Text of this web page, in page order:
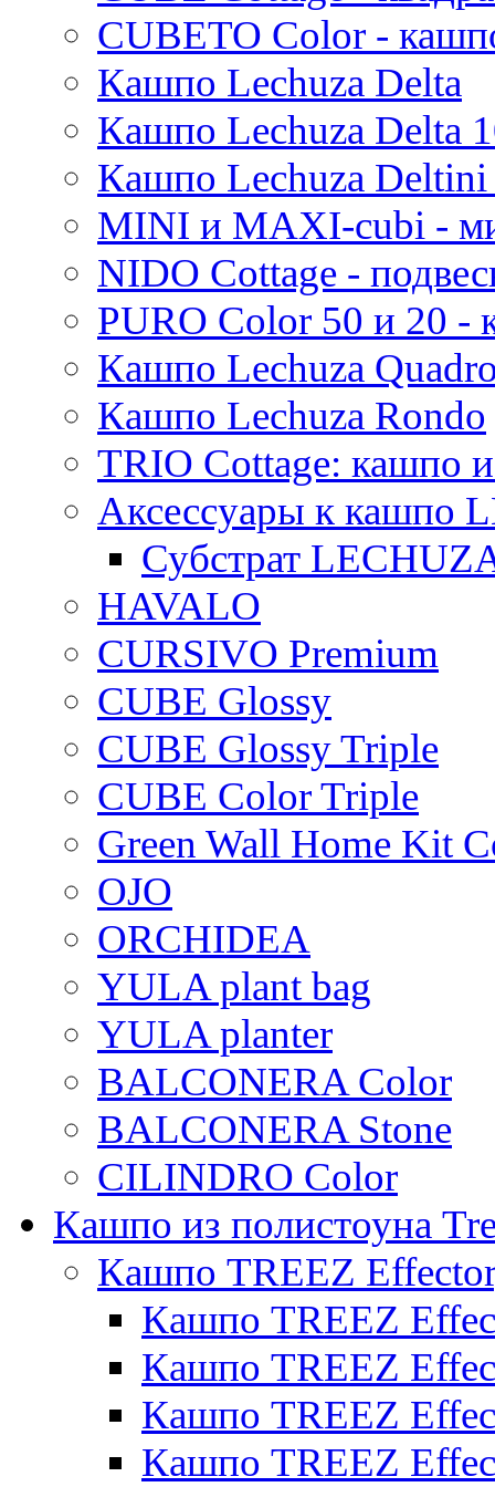
Mees
Pure
CUBETO Color -
Кашпо Lechuza Delta
Кашпо Lechuza Delta
Кашпо Lechuza
MINI и MAXI-cubi -
NIDO Cottage -
PURO Color 50 и 20
Кашпо Lechuza
Кашпо Lechuza Rondo
TRIO Cottage: кашпо
Аксессуары к кашпо
Субстрат
HAVALO
CURSIVO Premium
CUBE Glossy
CUBE Glossy Triple
CUBE Color Triple
Green Wall Home Kit
OJO
ORCHIDEA
YULA plant bag
YULA planter
BALCONERA Color
BALCONERA Stone
CILINDRO Color
Кашпо из полистоуна
Кашпо TREEZ
Кашпо TREEZ
Кашпо TREEZ
Кашпо TREEZ
Кашпо TREEZ